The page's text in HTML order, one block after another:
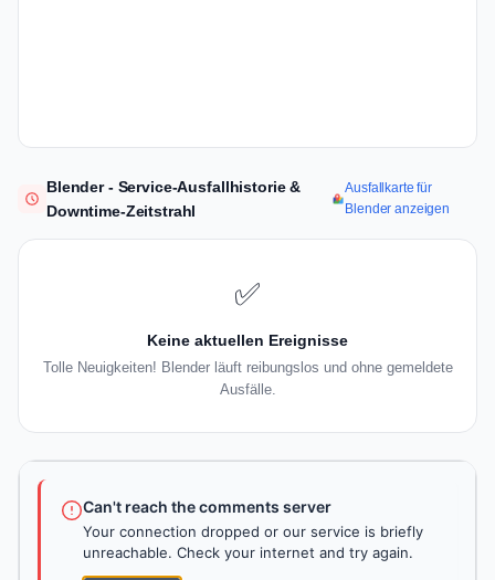
Blender - Service-Ausfallhistorie &
Downtime-Zeitstrahl
Ausfallkarte für
Blender anzeigen
✅
Keine aktuellen Ereignisse
Tolle Neuigkeiten! Blender läuft reibungslos und ohne gemeldete
Ausfälle.
Can't reach the comments server
Your connection dropped or our service is briefly
unreachable. Check your internet and try again.